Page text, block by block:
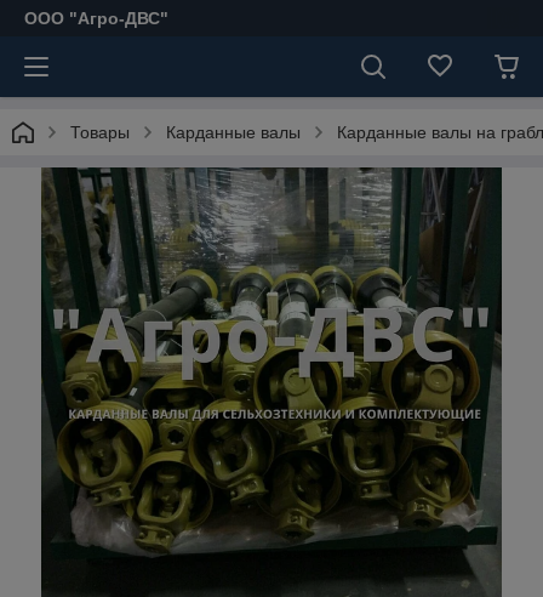
ООО "Агро-ДВС"
Товары Карданные валы Карданные валы на